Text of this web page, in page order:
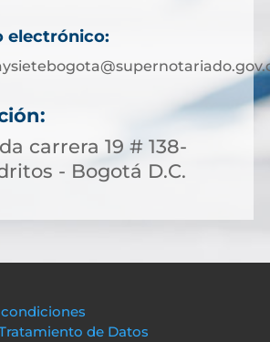
electrónico:
carrera 19 # 138-
- Bogotá D.C.
condiciones
de Datos